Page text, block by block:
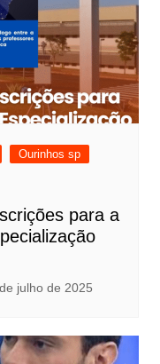
Ourinhos sp
para a
julho de 2025